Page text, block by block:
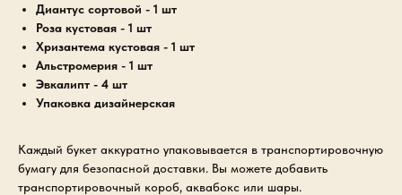
Диантус сортовой - 1 шт
Роза кустовая - 1 шт
Хризантема кустовая - 1 шт
Альстромерия - 1 шт
Эвкалипт - 4 шт
Упаковка дизайнерская
Каждый букет аккуратно упаковывается в транспортировочную
бумагу для безопасной доставки. Вы можете добавить
транспортировочный короб, аквабокс или шары.